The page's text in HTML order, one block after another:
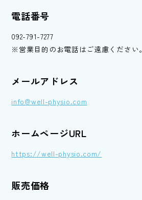
電話番号
092-791-7277
※営業目的のお電話はご遠慮ください。
メールアドレス
info@well-physio.com
ホームページURL
https://well-physio.com/
販売価格